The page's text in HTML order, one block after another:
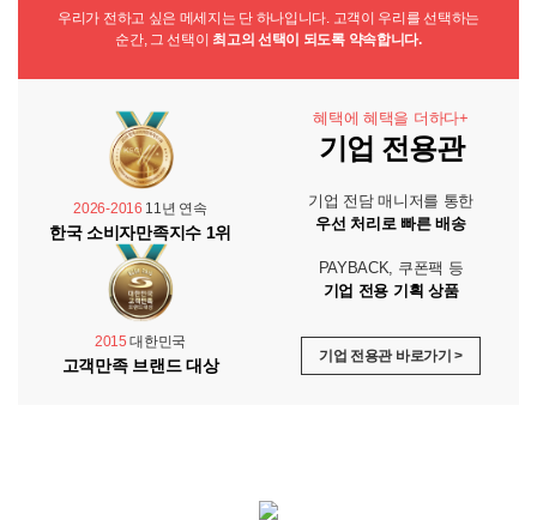
우리가 전하고 싶은 메세지는 단 하나입니다. 고객이 우리를 선택하는
순간, 그 선택이 최고의 선택이 되도록 약속합니다.
2026-2016 11년 연속
한국 소비자만족지수 1위
2015 대한민국
고객만족 브랜드 대상
혜택에 혜택을 더하다+
기업 전용관
기업 전담 매니저를 통한
우선 처리로 빠른 배송
PAYBACK, 쿠폰팩 등
기업 전용 기획 상품
기업 전용관 바로가기 >